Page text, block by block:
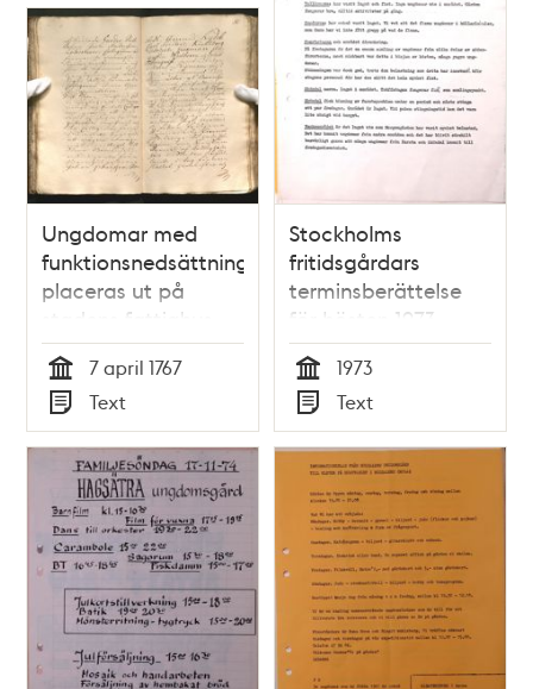
Ungdomar med
funktionsnedsättningar
placeras ut på
stadens fattighus
Tid
7 april 1767
Typ
Text
Stockholms
fritidsgårdars
terminsberättelse
för hösten 1973
Tid
1973
Typ
Text